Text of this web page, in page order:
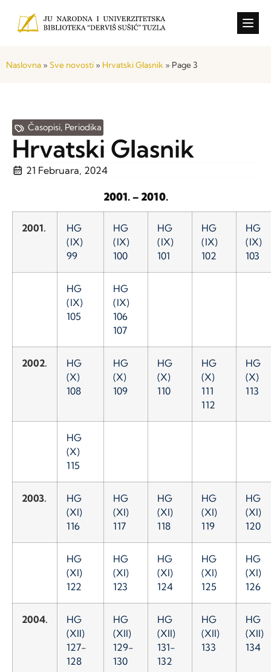
Naslovna » Sve novosti » Hrvatski Glasnik » Page 3
Časopisi, Periodika
Hrvatski Glasnik
21 Februara, 2024
2001. – 2010.
2001.
HG
(IX)
99
HG
(IX)
100
HG
(IX)
101
HG
(IX)
102
HG
(IX)
103
HG
(IX)
105
HG
(IX)
106
107
2002.
HG
(X)
108
HG
(X)
109
HG
(X)
110
HG
(X)
111
112
HG
(X)
113
HG
(X)
115
2003.
HG
(XI)
116
HG
(XI)
117
HG
(XI)
118
HG
(XI)
119
HG
(XI)
120
HG
(XI)
122
HG
(XI)
123
HG
(XI)
124
HG
(XI)
125
HG
(XI)
126
2004.
HG
(XII)
127-
128
HG
(XII)
129-
130
HG
(XII)
131-
132
HG
(XII)
133
HG
(XII)
134